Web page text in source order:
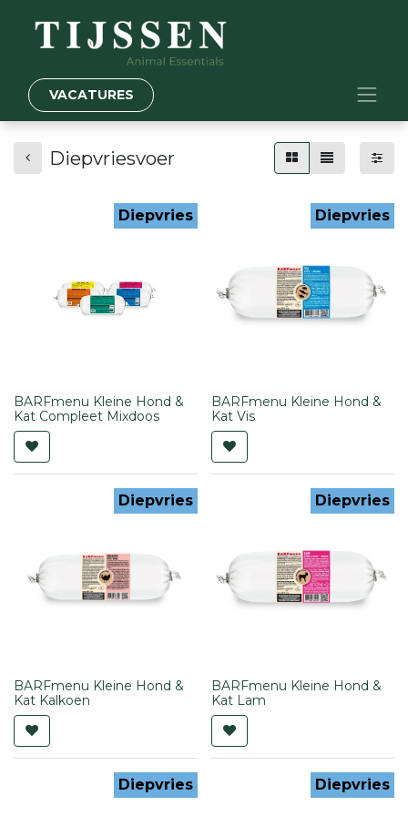
VACATURES
Diepvriesvoer
Diepvries
BARFmenu Kleine Hond &
Kat Compleet Mixdoos
Diepvries
BARFmenu Kleine Hond &
Kat Vis
Diepvries
BARFmenu Kleine Hond &
Kat Kalkoen
Diepvries
BARFmenu Kleine Hond &
Kat Lam
Diepvries Diepvries